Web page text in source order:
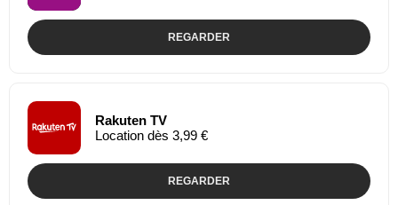
REGARDER
Rakuten TV
Location dès 3,99 €
REGARDER